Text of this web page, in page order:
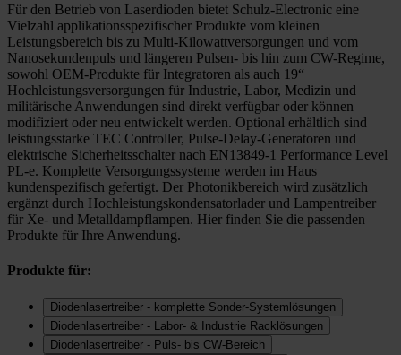
Für den Betrieb von Laserdioden bietet Schulz-Electronic eine
Vielzahl applikationsspezifischer Produkte vom kleinen
Leistungsbereich bis zu Multi-Kilowattversorgungen und vom
Nanosekundenpuls und längeren Pulsen- bis hin zum CW-Regime,
sowohl OEM-Produkte für Integratoren als auch 19“
Hochleistungsversorgungen für Industrie, Labor, Medizin und
militärische Anwendungen sind direkt verfügbar oder können
modifiziert oder neu entwickelt werden. Optional erhältlich sind
leistungsstarke TEC Controller, Pulse-Delay-Generatoren und
elektrische Sicherheitsschalter nach EN13849-1 Performance Level
PL-e. Komplette Versorgungssysteme werden im Haus
kundenspezifisch gefertigt. Der Photonikbereich wird zusätzlich
ergänzt durch Hochleistungskondensatorlader und Lampentreiber
für Xe- und Metalldampflampen. Hier finden Sie die passenden
Produkte für Ihre Anwendung.
Produkte für:
Diodenlasertreiber - komplette Sonder-Systemlösungen
Diodenlasertreiber - Labor- & Industrie Racklösungen
Diodenlasertreiber - Puls- bis CW-Bereich